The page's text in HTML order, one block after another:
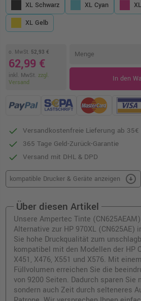
XL Schwarz XL Cyan
XL Gelb
o. MwSt. 52,93 €
62,99 €
inkl. MwSt. zzgl.
Versand
Menge
In den
Versandkostenfreie Lieferung ab
365 Tage Geld-Zurück-Garantie
Versand mit DHL & DPD
kompatible Drucker & Geräte anzeigen arrow_circle_down
Über diesen Artikel
Unsere Ampertec Tinte
Alternative zur HP 970XL (CN625AE)
Sie hohe Druckqualität zum
kompatibel mit den Modellen der HP
X451, X476, X551 und X576. Mit
Füllvolumen erreichen Sie die
von 9200 Seiten. Dadurch sparen Sie
sondern auch Zeit durch selteneres